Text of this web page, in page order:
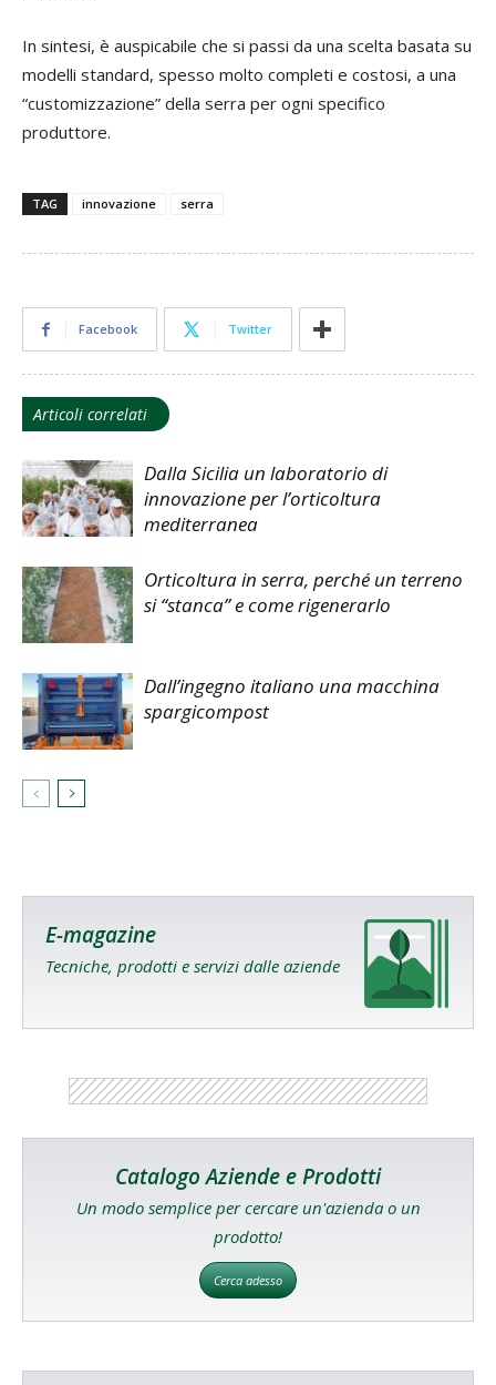
In sintesi, è auspicabile che si passi da una scelta basata su
modelli standard, spesso molto completi e costosi, a una
“customizzazione” della serra per ogni specifico
produttore.
TAG innovazione serra
Facebook Twitter
Articoli correlati
Dalla Sicilia un laboratorio di
innovazione per l’orticoltura
mediterranea
Orticoltura in serra, perché un terreno
si “stanca” e come rigenerarlo
Dall’ingegno italiano una macchina
spargicompost
E-magazine
Tecniche, prodotti e servizi dalle aziende
Catalogo Aziende e Prodotti
Un modo semplice per cercare un'azienda o un
prodotto!
Cerca adesso